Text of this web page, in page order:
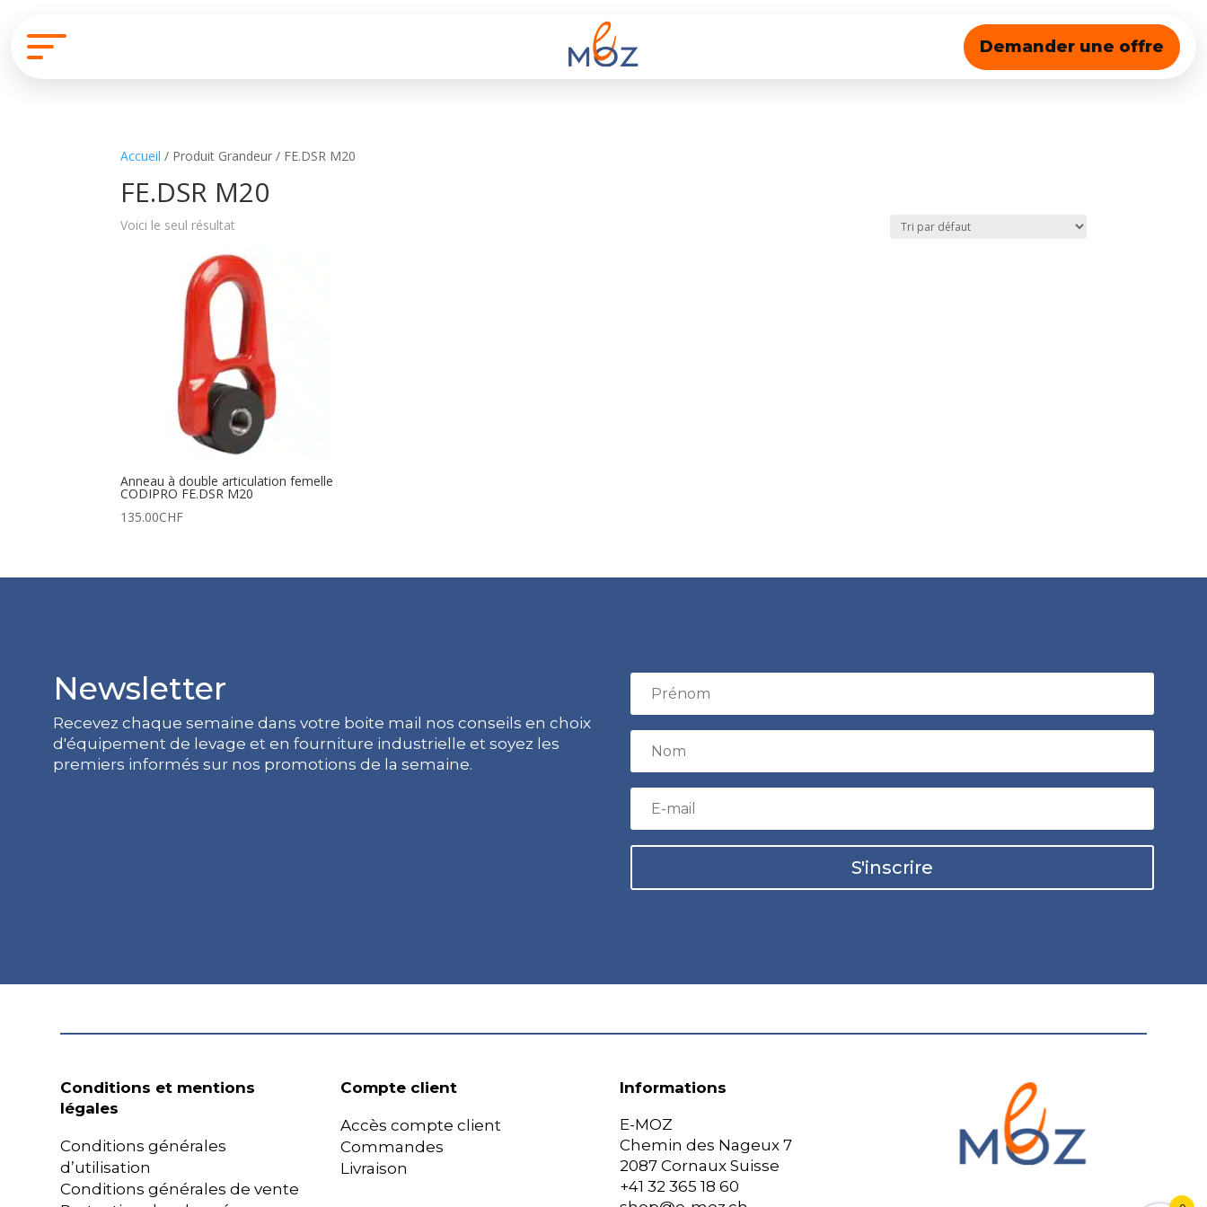
Demander une offre
Accueil / Produit Grandeur / FE.DSR M20
FE.DSR M20
Voici le seul résultat
Anneau à double articulation femelle
CODIPRO FE.DSR M20
135.00CHF
Newsletter
Recevez chaque semaine dans votre boite mail nos conseils en choix
d'équipement de levage et en fourniture industrielle et soyez les
premiers informés sur nos promotions de la semaine.
S'inscrire
Conditions et mentions
légales
Conditions générales
d’utilisation
Conditions générales de vente
Compte client
Accès compte client
Commandes
Livraison
Informations
E-MOZ
Chemin des Nageux 7
2087 Cornaux Suisse
+41 32 365 18 60